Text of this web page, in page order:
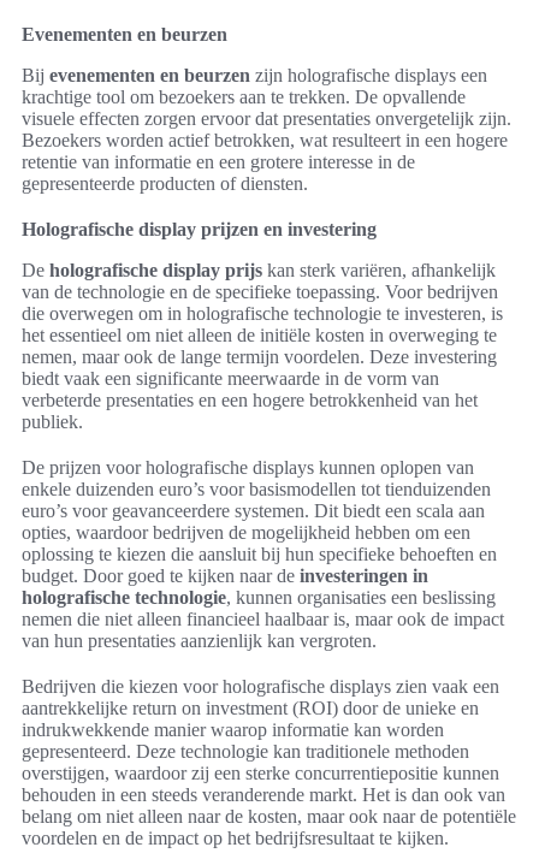
Evenementen en beurzen
Bij evenementen en beurzen zijn holografische displays een
krachtige tool om bezoekers aan te trekken. De opvallende
visuele effecten zorgen ervoor dat presentaties onvergetelijk zijn.
Bezoekers worden actief betrokken, wat resulteert in een hogere
retentie van informatie en een grotere interesse in de
gepresenteerde producten of diensten.
Holografische display prijzen en investering
De holografische display prijs kan sterk variëren, afhankelijk
van de technologie en de specifieke toepassing. Voor bedrijven
die overwegen om in holografische technologie te investeren, is
het essentieel om niet alleen de initiële kosten in overweging te
nemen, maar ook de lange termijn voordelen. Deze investering
biedt vaak een significante meerwaarde in de vorm van
verbeterde presentaties en een hogere betrokkenheid van het
publiek.
De prijzen voor holografische displays kunnen oplopen van
enkele duizenden euro’s voor basismodellen tot tienduizenden
euro’s voor geavanceerdere systemen. Dit biedt een scala aan
opties, waardoor bedrijven de mogelijkheid hebben om een
oplossing te kiezen die aansluit bij hun specifieke behoeften en
budget. Door goed te kijken naar de investeringen in
holografische technologie, kunnen organisaties een beslissing
nemen die niet alleen financieel haalbaar is, maar ook de impact
van hun presentaties aanzienlijk kan vergroten.
Bedrijven die kiezen voor holografische displays zien vaak een
aantrekkelijke return on investment (ROI) door de unieke en
indrukwekkende manier waarop informatie kan worden
gepresenteerd. Deze technologie kan traditionele methoden
overstijgen, waardoor zij een sterke concurrentiepositie kunnen
behouden in een steeds veranderende markt. Het is dan ook van
belang om niet alleen naar de kosten, maar ook naar de potentiële
voordelen en de impact op het bedrijfsresultaat te kijken.